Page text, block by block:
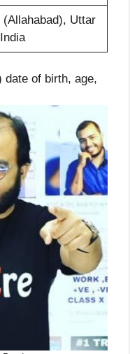
(Allahabad), Uttar
date of birth, age,